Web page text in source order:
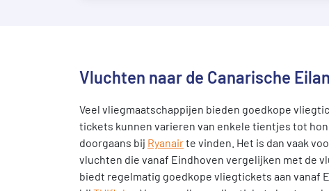
Vluchten naar de Canarische
Veel vliegmaatschappijen bieden goedkope
tickets kunnen varieren van enkele tientjes tot
doorgaans bij Ryanairte vinden. Het is dan vaak
vluchten die vanaf Eindhoven vergelijken met de
biedt regelmatig goedkope vliegtickets aan vanaf